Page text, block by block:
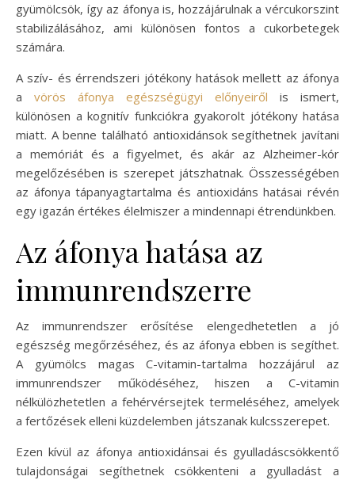
gyümölcsök, így az áfonya is, hozzájárulnak a vércukorszint
stabilizálásához, ami különösen fontos a cukorbetegek
számára.
A szív- és érrendszeri jótékony hatások mellett az áfonya
a vörös áfonya egészségügyi előnyeiről is ismert,
különösen a kognitív funkciókra gyakorolt jótékony hatása
miatt. A benne található antioxidánsok segíthetnek javítani
a memóriát és a figyelmet, és akár az Alzheimer-kór
megelőzésében is szerepet játszhatnak. Összességében
az áfonya tápanyagtartalma és antioxidáns hatásai révén
egy igazán értékes élelmiszer a mindennapi étrendünkben.
Az áfonya hatása az
immunrendszerre
Az immunrendszer erősítése elengedhetetlen a jó
egészség megőrzéséhez, és az áfonya ebben is segíthet.
A gyümölcs magas C-vitamin-tartalma hozzájárul az
immunrendszer működéséhez, hiszen a C-vitamin
nélkülözhetetlen a fehérvérsejtek termeléséhez, amelyek
a fertőzések elleni küzdelemben játszanak kulcsszerepet.
Ezen kívül az áfonya antioxidánsai és gyulladáscsökkentő
tulajdonságai segíthetnek csökkenteni a gyulladást a